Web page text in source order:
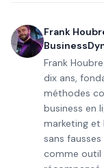
Frank
Frank
dix ans,
méthodes
business en
marketing et
sans
comme outil